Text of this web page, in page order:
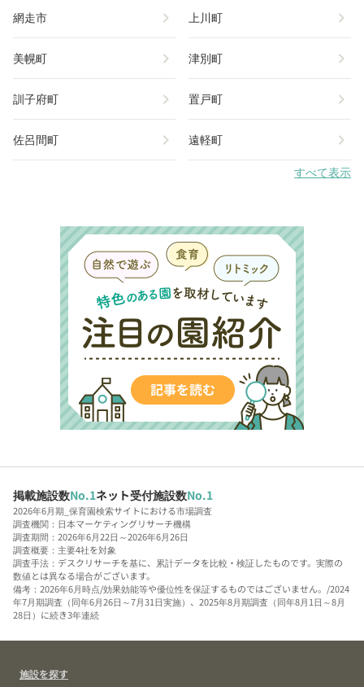
網走市 chevron_right 上川町 chevron_right
美幌町 chevron_right 津別町 chevron_right
訓子府町 chevron_right 置戸町 chevron_right
佐呂間町 chevron_right 遠軽町 chevron_right
すべて表示
掲載施設数No.1ネット受付施設数No.1
2026年6月期_保育園検索サイトにおける市場調査
調査機関：日本マーケティングリサーチ機構
調査期間：2026年6月22日～2026年6月26日
調査概要：主要4社を対象
調査手法：デスクリサーチを基に、累計データを比較・検証したものです。実際の
数値とは異なる場合がございます。
備考：2026年6月時点/効果効能等や優位性を保証するものではございません。/2024
年7月期調査（同年6月26日～7月31日実施）、2025年8月期調査（同年8月1日～8月
28日）に続き3年連続
施設を探す